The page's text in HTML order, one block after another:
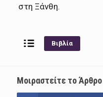
στη Ξάνθη.
Βιβλία
Μοιραστείτε το Άρθρο